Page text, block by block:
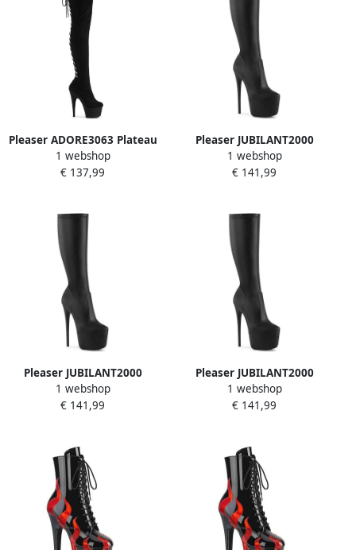
Pleaser ADORE3063 Plateau
Overknee Laarzen 35 Shoes
Zwart
1 webshop
€ 137,99
Pleaser JUBILANT2000
Plateau Laarzen 45 Shoes
Zwart
1 webshop
€ 141,99
Pleaser JUBILANT2000
Plateau Laarzen 41 Shoes
Zwart
1 webshop
€ 141,99
Pleaser JUBILANT2000
Plateau Laarzen 42 Shoes
Zwart
1 webshop
€ 141,99